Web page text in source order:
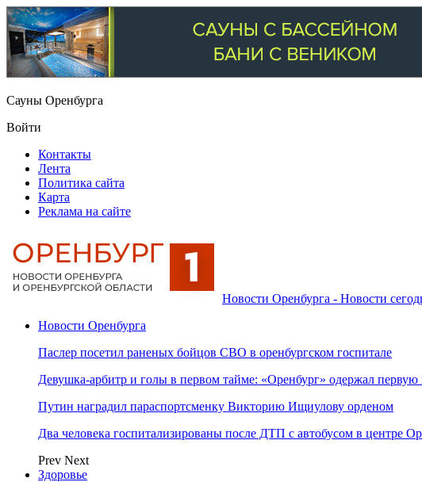
Сауны Оренбурга
Войти
Контакты
Лента
Политика сайта
Карта
Реклама на сайте
Новости Оренбурга - Новости
Новости Оренбурга
Паслер посетил раненых бойцов СВО в оренбургском госпитале
Девушка-арбитр и голы в первом тайме: «Оренбург» одержал
Путин наградил параспортсменку Викторию Ищиулову орденом
Два человека госпитализированы после ДТП с автобусом в центре
Prev Next
Здоровье